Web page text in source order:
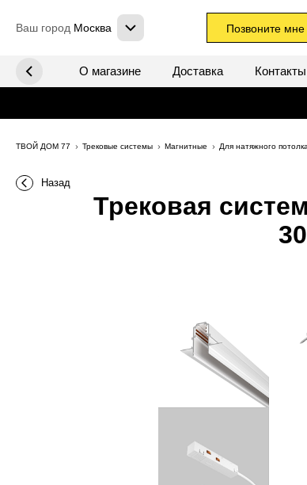
Ваш город Москва Позвоните мне
систем О магазине Доставка Контакты
ТВОЙ ДОМ 77 Трековые системы Магнитные Для натяжного потолка
Назад
Трековая